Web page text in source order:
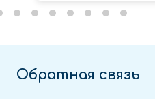
Обратная связь